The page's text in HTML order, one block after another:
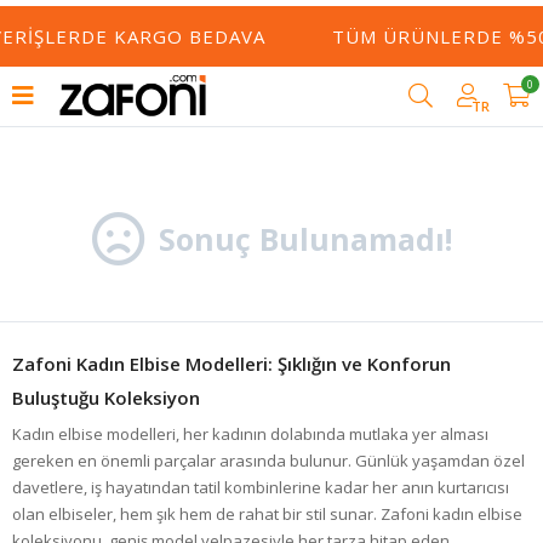
KARGO BEDAVA TÜM ÜRÜNLERDE
TR
0
Filtrele
Sonuç Bulunamadı!
Zafoni Kadın Elbise Modelleri: Şıklığın ve Konforun
Buluştuğu Koleksiyon
Kadın elbise modelleri, her kadının dolabında mutlaka yer alması
gereken en önemli parçalar arasında bulunur. Günlük yaşamdan özel
davetlere, iş hayatından tatil kombinlerine kadar her anın kurtarıcısı
olan elbiseler, hem şık hem de rahat bir stil sunar. Zafoni kadın elbise